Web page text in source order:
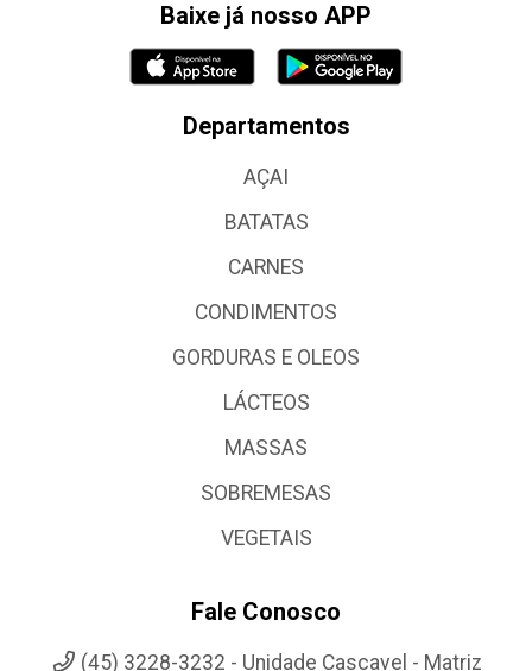
Baixe já nosso APP
Departamentos
AÇAI
BATATAS
CARNES
CONDIMENTOS
GORDURAS E OLEOS
LÁCTEOS
MASSAS
SOBREMESAS
VEGETAIS
Fale Conosco
(45) 3228-3232 - Unidade Cascavel - Matriz